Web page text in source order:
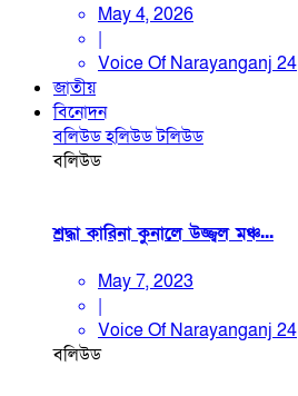
May 4, 2026
|
Voice Of Narayanganj 24
জাতীয়
বিনোদন
বলিউডহলিউডটলিউড
বলিউড
শ্রদ্ধা কারিনা কুনালে উজ্জ্বল মঞ্চ...
May 7, 2023
|
Voice Of Narayanganj 24
বলিউড